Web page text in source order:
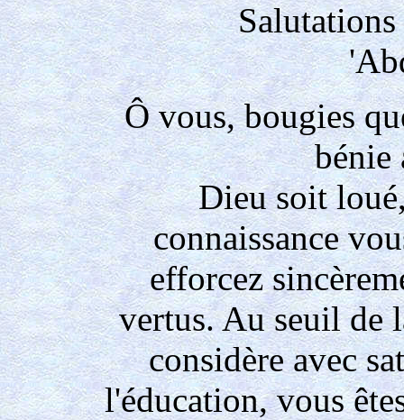
Ô vous, bougies
bénie
Dieu soit
connaissance
efforcez
vertus. Au seuil de
considère avec
l'éducation, vous